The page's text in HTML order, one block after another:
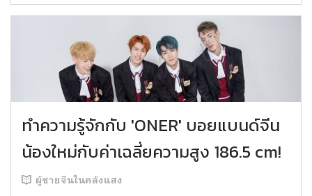
ทำความรู้จักกับ 'ONER' บอยแบนด์จีน
น้องใหม่กับค่าเฉลี่ยความสูง 186.5 cm!
ผู้ชายจีนในคลังแสง